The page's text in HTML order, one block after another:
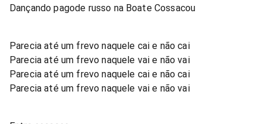
Dançando pagode russo na Boate Cossacou
Parecia até um frevo naquele cai e não cai
Parecia até um frevo naquele vai e não vai
Parecia até um frevo naquele cai e não cai
Parecia até um frevo naquele vai e não vai